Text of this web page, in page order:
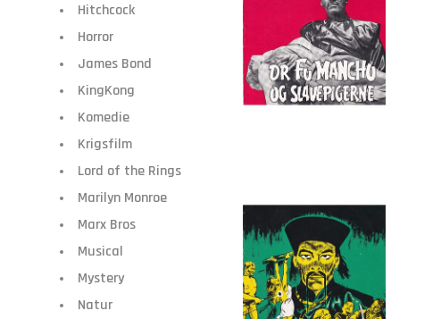
Hitchcock
Horror
James Bond
KingKong
Komedie
Krigsfilm
Lord of the Rings
Marilyn Monroe
Marx Bros
Musical
Mystery
Natur